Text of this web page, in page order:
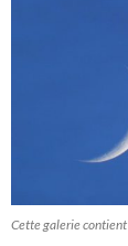
Cette galerie contient